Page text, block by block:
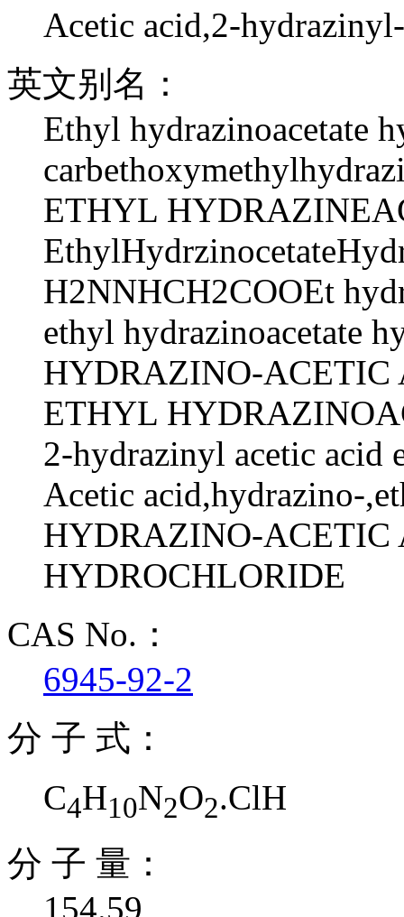
Acetic acid,2-
英文别名：
Ethyl hydrazinoacetate
ETHYL
H2NNHCH2COOEt
ethyl hydrazinoacetate
HYDRAZINO-ACETIC
ETHYL
2-hydrazinyl acetic acid
Acetic acid,hydrazino-
HYDRAZINO-ACETIC
HYDROCHLORIDE
CAS No.：
6945-92-2
分 子 式：
C4H10N2O2.ClH
分 子 量：
154.59